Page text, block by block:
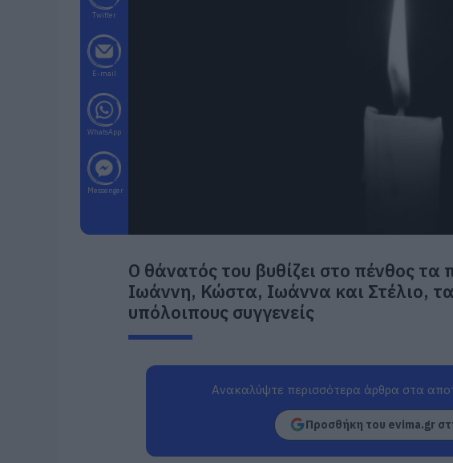
Twitter
E-mail
WhatsApp
Messenger
Ο θάνατός του βυθίζει στο πένθος τα
Ιωάννη, Κώστα, Ιωάννα και Στέλιο,
υπόλοιπους συγγενείς
Ανακαλύψτε περισσότερα άρθρα στα
Προσθήκη του evima.gr